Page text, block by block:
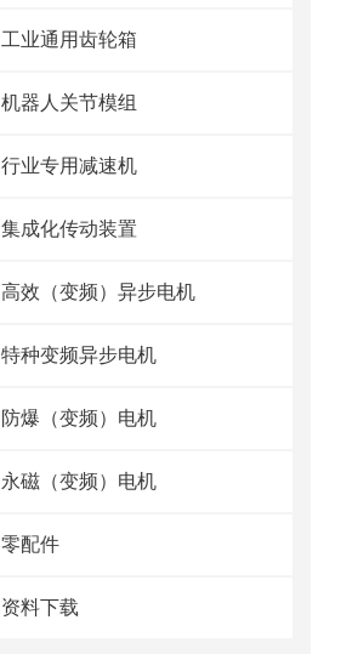
工业通用齿轮箱
机器人关节模组
行业专用减速机
集成化传动装置
高效（变频）异步电机
特种变频异步电机
防爆（变频）电机
永磁（变频）电机
零配件
资料下载